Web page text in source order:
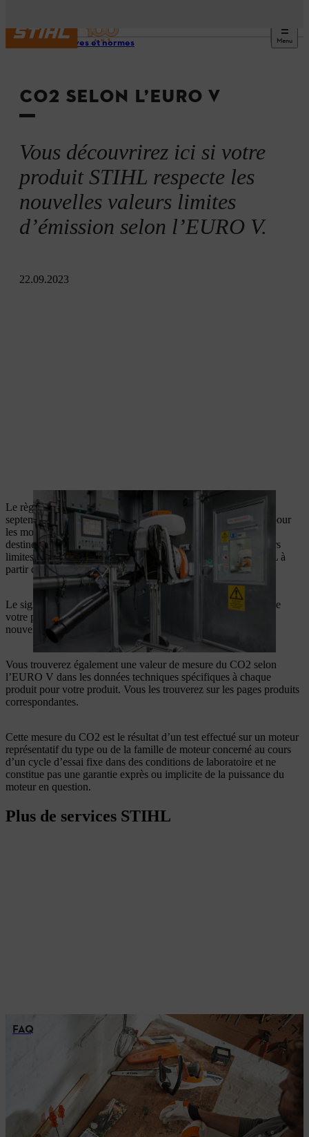
Menu
Directives et normes
CO2 SELON L’EURO V
Vous découvrirez ici si votre
produit STIHL respecte les
nouvelles valeurs limites
d’émission selon l’EURO V.
22.09.2023
Le règlement UE 2016/1628 (EURO V), entré en vigueur en
septembre 2016, fixe de nouvelles valeurs limites d’émission pour
les moteurs à combustion interne (moteurs à essence et diesel)
destinés aux engins mobiles non routiers. Ces nouvelles valeurs
limites d’émission seront applicables à tous les produits STIHL à
partir du 1er janvier 2019.
Le sigle « 2016/1628 » figurant dans le numéro de réception de
votre produit STIHL indique que celui-ci est conforme aux
nouvelles valeurs limites d’émission selon l’EURO V.
Vous trouverez également une valeur de mesure du CO2 selon
l’EURO V dans les données techniques spécifiques à chaque
produit pour votre produit. Vous les trouverez sur les pages produits
correspondantes.
Cette mesure du CO2 est le résultat d’un test effectué sur un moteur
représentatif du type ou de la famille de moteur concerné au cours
d’un cycle d’essai fixe dans des conditions de laboratoire et ne
constitue pas une garantie exprès ou implicite de la puissance du
moteur en question.
Plus de services STIHL
FAQ